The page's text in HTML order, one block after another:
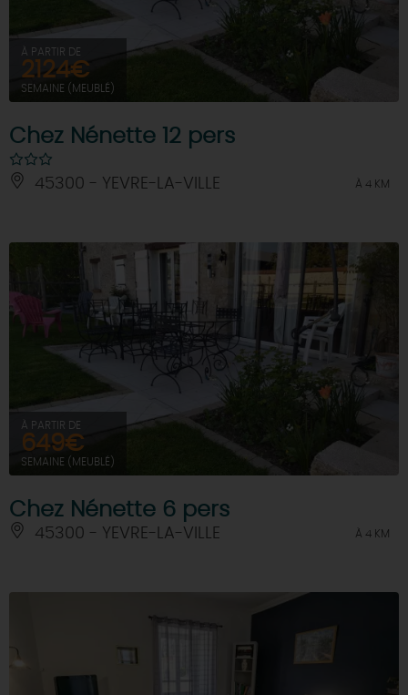
À PARTIR DE
2124€
SEMAINE (MEUBLÉ)
Chez Nénette 12 pers
45300 - YEVRE-LA-VILLE À 4 KM
À PARTIR DE
649€
SEMAINE (MEUBLÉ)
Chez Nénette 6 pers
45300 - YEVRE-LA-VILLE À 4 KM